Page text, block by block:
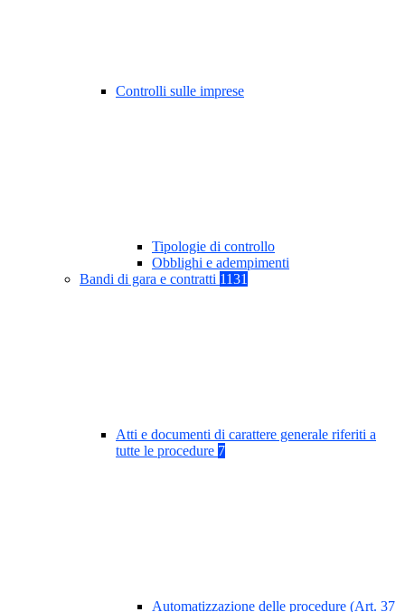
Controlli sulle imprese
Tipologie di controllo
Obblighi e adempimenti
Bandi di gara e contratti 1131
Atti e documenti di carattere generale riferiti a
tutte le procedure 7
Automatizzazione delle procedure (Art. 37